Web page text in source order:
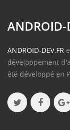
ANDROID-
ANDROID-DEV.FR
développement
été développé en